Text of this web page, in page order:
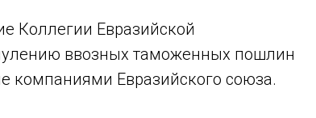
Коллегии Евразийской
ввозных таможенных пошлин
компаниями Евразийского союза.